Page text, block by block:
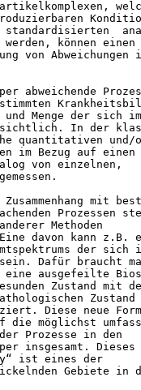
können
von Abweichungen
Menge der sich
In der
quantitativen und/
im Bezug auf einen
von einzelnen,
mit
Prozessen
Methoden
davon kann z.B.
der sich
Dafür braucht
eine ausgefeilte
Zustand mit
Zustand
Diese neue
möglichst
Prozesse in den
insgesamt. Dieses
ist eines der
Gebiete in